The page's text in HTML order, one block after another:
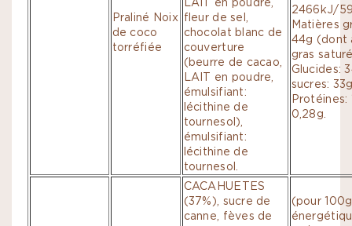
Praliné Noix
de coco
torréfiée
fleur de sel,
chocolat blanc de
couverture
(beurre de cacao,
LAIT en poudre,
émulsifiant:
lécithine de
tournesol),
émulsifiant:
lécithine de
tournesol.
2466kJ/
Matières
44g (dont
gras
Glucides:
sucres:
Protéines:
0,28g.
CACAHUETES
(37%), sucre de
canne, fèves de
(pour